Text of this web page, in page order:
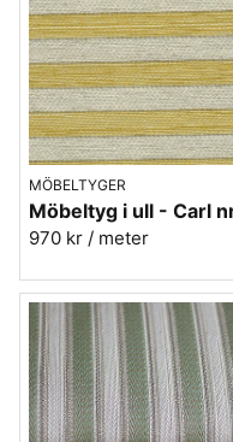
MÖBELTYGER
970 kr / meter